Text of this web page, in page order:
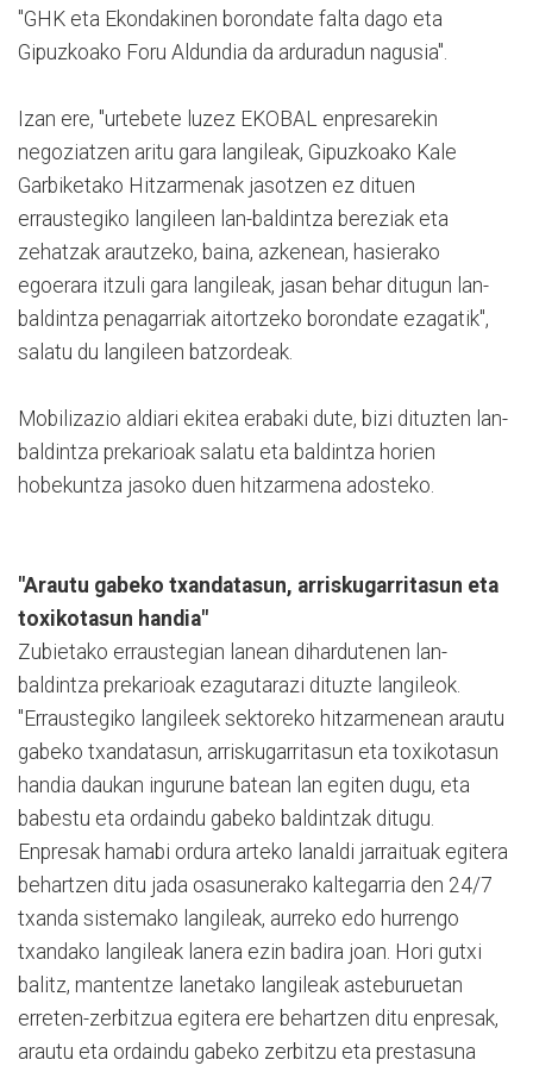
"GHK eta Ekondakinen borondate falta dago eta
Gipuzkoako Foru Aldundia da arduradun nagusia".
Izan ere, "urtebete luzez EKOBAL enpresarekin
negoziatzen aritu gara langileak, Gipuzkoako Kale
Garbiketako Hitzarmenak jasotzen ez dituen
erraustegiko langileen lan-baldintza bereziak eta
zehatzak arautzeko, baina, azkenean, hasierako
egoerara itzuli gara langileak, jasan behar ditugun lan-
baldintza penagarriak aitortzeko borondate ezagatik",
salatu du langileen batzordeak.
Mobilizazio aldiari ekitea erabaki dute, bizi dituzten lan-
baldintza prekarioak salatu eta baldintza horien
hobekuntza jasoko duen hitzarmena adosteko.
"Arautu gabeko txandatasun, arriskugarritasun eta
toxikotasun handia"
Zubietako erraustegian lanean dihardutenen lan-
baldintza prekarioak ezagutarazi dituzte langileok.
"Erraustegiko langileek sektoreko hitzarmenean arautu
gabeko txandatasun, arriskugarritasun eta toxikotasun
handia daukan ingurune batean lan egiten dugu, eta
babestu eta ordaindu gabeko baldintzak ditugu.
Enpresak hamabi ordura arteko lanaldi jarraituak egitera
behartzen ditu jada osasunerako kaltegarria den 24/7
txanda sistemako langileak, aurreko edo hurrengo
txandako langileak lanera ezin badira joan. Hori gutxi
balitz, mantentze lanetako langileak asteburuetan
erreten-zerbitzua egitera ere behartzen ditu enpresak,
arautu eta ordaindu gabeko zerbitzu eta prestasuna